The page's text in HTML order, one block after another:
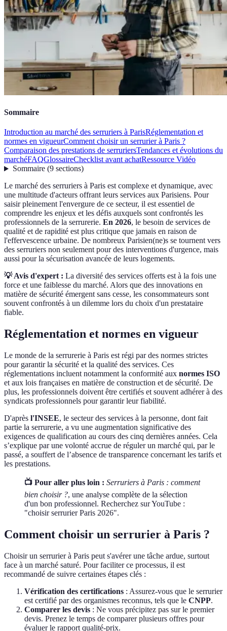
Sommaire
Introduction au marché des serruriers à ParisRéglementation et
normes en vigueurComment choisir un serrurier à Paris ?
Comparaison des prestations de serruriersTendances et évolutions du
marchéFAQGlossaireChecklist avant achatRessource Vidéo
Sommaire(9 sections)
Le marché des serruriers à Paris est complexe et dynamique, avec
une multitude d'acteurs offrant leurs services aux Parisiens. Pour
saisir pleinement l'envergure de ce secteur, il est essentiel de
comprendre les enjeux et les défis auxquels sont confrontés les
professionnels de la serrurerie. En 2026, le besoin de services de
qualité et de rapidité est plus critique que jamais en raison de
l'effervescence urbaine. De nombreux Parisien(ne)s se tournent vers
des serruriers non seulement pour des interventions d'urgence, mais
aussi pour la sécurisation avancée de leurs logements.
💡 Avis d'expert : La diversité des services offerts est à la fois une
force et une faiblesse du marché. Alors que des innovations en
matière de sécurité émergent sans cesse, les consommateurs sont
souvent confrontés à un dilemme lors du choix d'un prestataire
fiable.
Réglementation et normes en vigueur
Le monde de la serrurerie à Paris est régi par des normes strictes
pour garantir la sécurité et la qualité des services. Ces
réglementations incluent notamment la conformité aux normes ISO
et aux lois françaises en matière de construction et de sécurité. De
plus, les professionnels doivent être certifiés et souvent adhérer à des
syndicats professionnels pour garantir leur fiabilité.
D'après l'INSEE, le secteur des services à la personne, dont fait
partie la serrurerie, a vu une augmentation significative des
exigences de qualification au cours des cinq dernières années. Cela
s’explique par une volonté accrue de réguler un marché qui, par le
passé, a souffert de l’absence de transparence concernant les tarifs et
les prestations.
📺 Pour aller plus loin : Serruriers à Paris : comment
bien choisir ?, une analyse complète de la sélection
d'un bon professionnel. Recherchez sur YouTube :
"choisir serrurier Paris 2026".
Comment choisir un serrurier à Paris ?
Choisir un serrurier à Paris peut s'avérer une tâche ardue, surtout
face à un marché saturé. Pour faciliter ce processus, il est
recommandé de suivre certaines étapes clés :
Vérification des certifications : Assurez-vous que le serrurier
est certifié par des organismes reconnus, tels que le CNPP.
Comparer les devis : Ne vous précipitez pas sur le premier
devis. Prenez le temps de comparer plusieurs offres pour
évaluer le rapport qualité-prix.